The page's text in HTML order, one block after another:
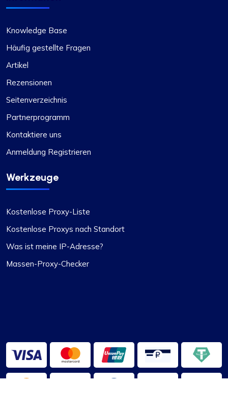
Knowledge Base
Häufig gestellte Fragen
Artikel
Rezensionen
Seitenverzeichnis
Partnerprogramm
Kontaktiere uns
Anmeldung Registrieren
Werkzeuge
Kostenlose Proxy-Liste
Kostenlose Proxys nach Standort
Was ist meine IP-Adresse?
Massen-Proxy-Checker